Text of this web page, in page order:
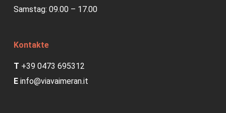
Samstag: 09.00 – 17.00
Kontakte
T +39 0473 695312
E info@viavaimeran.it